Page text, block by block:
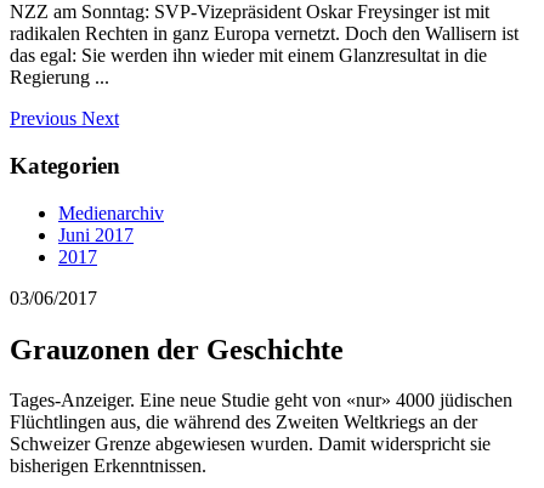
NZZ am Sonntag: SVP-Vizepräsident Oskar Freysinger ist mit
radikalen Rechten in ganz Europa vernetzt. Doch den Wallisern ist
das egal: Sie werden ihn wieder mit einem Glanzresultat in die
Regierung ...
Previous Next
Kategorien
Medienarchiv
Juni 2017
2017
03/06/2017
Grauzonen der Geschichte
Tages-Anzeiger. Eine neue Studie geht von «nur» 4000 jüdischen
Flüchtlingen aus, die während des Zweiten Weltkriegs an der
Schweizer Grenze abgewiesen wurden. Damit widerspricht sie
bisherigen Erkenntnissen.